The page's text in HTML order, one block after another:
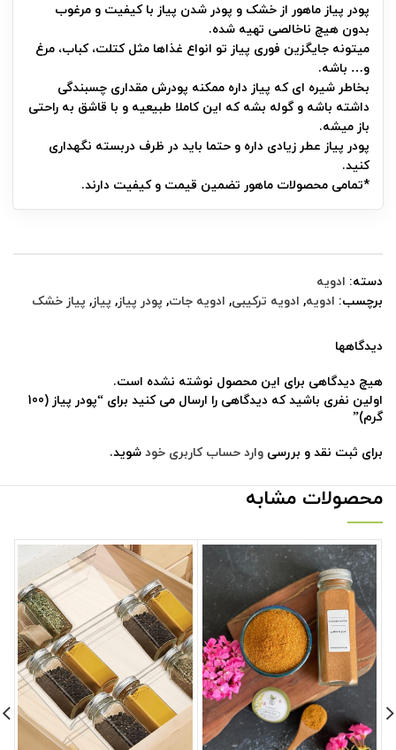
پودر پیاز ماهور از خشک و پودر شدن پیاز با کیفیت و مرغوب
بدون هیچ ناخالصی تهیه شده.
میتونه جایگزین فوری پیاز تو انواع غذاها مثل کتلت، کباب، مرغ
و… باشه.
بخاطر شیره ای که پیاز داره ممکنه پودرش مقداری چسبندگی
داشته باشه و گوله بشه که این کاملا طبیعیه و با قاشق به راحتی
باز میشه.
پودر پیاز عطر زیادی داره و حتما باید در ظرف دربسته نگهداری
کنید.
*تمامی محصولات ماهور تضمین قیمت و کیفیت دارند.
دسته: ادویه
برچسب: ادویه, ادویه ترکیبی, ادویه جات, پودر پیاز, پیاز, پیاز خشک
دیدگاهها
هیچ دیدگاهی برای این محصول نوشته نشده است.
اولین نفری باشید که دیدگاهی را ارسال می کنید برای “پودر پیاز (100
گرم)”
برای ثبت نقد و بررسی وارد حساب کاربری خود شوید.
محصولات مشابه